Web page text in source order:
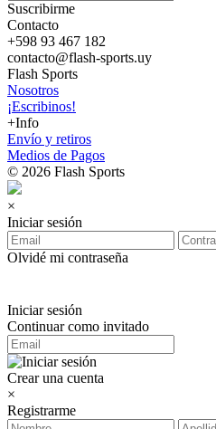
Suscribirme
Contacto
+598 93 467 182
contacto@flash-sports.uy
Flash Sports
Nosotros
¡Escribinos!
+Info
Envío y retiros
Medios de Pagos
© 2026 Flash Sports
×
Iniciar sesión
Olvidé mi contraseña
Iniciar sesión
Continuar como invitado
Crear una cuenta
×
Registrarme